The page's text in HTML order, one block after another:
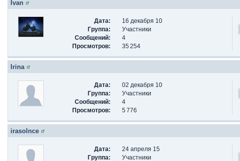
Ivan
Дата:
16 декабря 10
Группа:
Участники
Сообщений:
4
Просмотров:
35 254
Irina
Дата:
02 декабря 10
Группа:
Участники
Сообщений:
4
Просмотров:
5 776
irasolnce
Дата:
24 апреля 15
Группа:
Участники